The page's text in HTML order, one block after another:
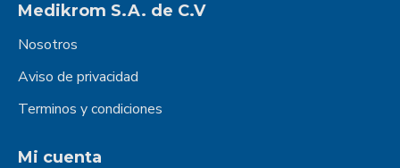
Medikrom S.A. de C.V
Nosotros
Aviso de privacidad
Terminos y condiciones
Mi cuenta